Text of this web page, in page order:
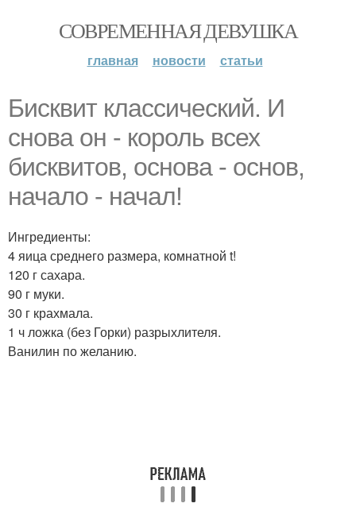
СОВРЕМЕННАЯ ДЕВУШКА
главная новости статьи
Бисквит классический. И
снова он - король всех
бисквитов, основа - основ,
начало - начал!
Ингредиенты:
4 яица среднего размера, комнатной t!
120 г сахара.
90 г муки.
30 г крахмала.
1 ч ложка (без Горки) разрыхлителя.
Ванилин по желанию.